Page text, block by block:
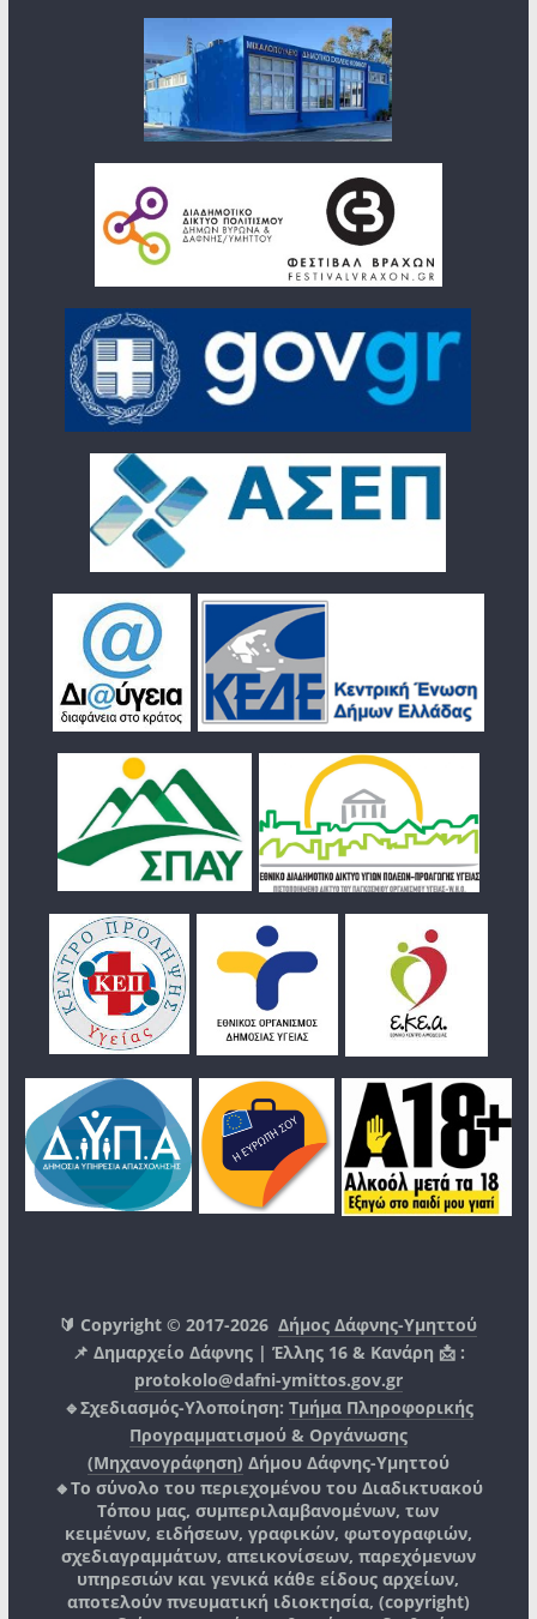
🔰 Copyright © 2017-2026Δήμος Δάφνης-Υμηττού
📌 Δημαρχείο Δάφνης | Έλλης 16 & Κανάρη 📩 :
protokolo@dafni-ymittos.gov.gr
🔹Σχεδιασμός-Υλοποίηση: Τμήμα Πληροφορικής
Προγραμματισμού & Οργάνωσης
(Μηχανογράφηση) Δήμου Δάφνης-Υμηττού
🔸Το σύνολο του περιεχομένου του Διαδικτυακού
Τόπου μας, συμπεριλαμβανομένων, των
κειμένων, ειδήσεων, γραφικών, φωτογραφιών,
σχεδιαγραμμάτων, απεικονίσεων, παρεχόμενων
υπηρεσιών και γενικά κάθε είδους αρχείων,
αποτελούν πνευματική ιδιοκτησία, (copyright)